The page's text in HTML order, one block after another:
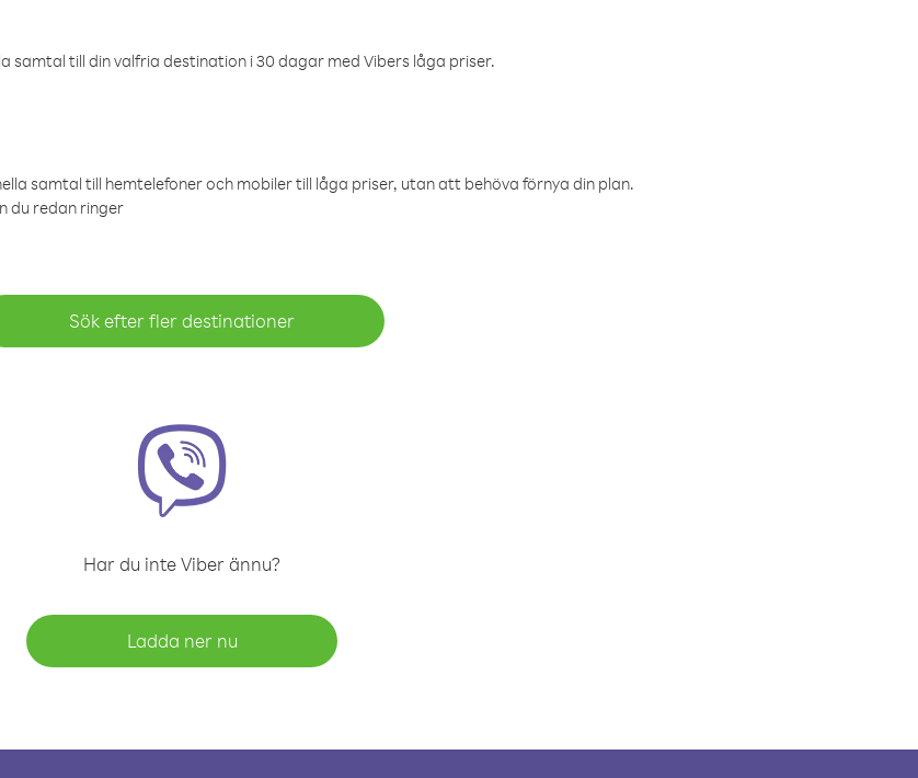
till din valfria destination i 30 dagar med Vibers låga priser.
samtal till hemtelefoner och mobiler till låga priser, utan att behöva förnya din plan.
du redan ringer
Sök efter fler destinationer
Har du inte Viber ännu?
Ladda ner nu